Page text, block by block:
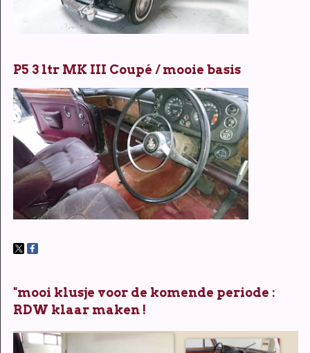
P5 3 ltr MK III Coupé / mooie basis
"mooi klusje voor de komende periode :
RDW klaar maken !